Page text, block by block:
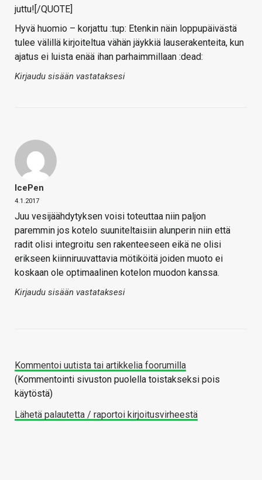
juttu![/QUOTE]
Hyvä huomio – korjattu :tup: Etenkin näin loppupäivästä
tulee välillä kirjoiteltua vähän jäykkiä lauserakenteita, kun
ajatus ei luista enää ihan parhaimmillaan :dead:
Kirjaudu sisään vastataksesi
IcePen
4.1.2017
Juu vesijäähdytyksen voisi toteuttaa niin paljon
paremmin jos kotelo suuniteltaisiin alunperin niin että
radit olisi integroitu sen rakenteeseen eikä ne olisi
erikseen kiinniruuvattavia mötiköitä joiden muoto ei
koskaan ole optimaalinen kotelon muodon kanssa.
Kirjaudu sisään vastataksesi
Kommentoi uutista tai artikkelia foorumilla
(Kommentointi sivuston puolella toistakseksi pois
käytöstä)
Lähetä palautetta / raportoi kirjoitusvirheestä